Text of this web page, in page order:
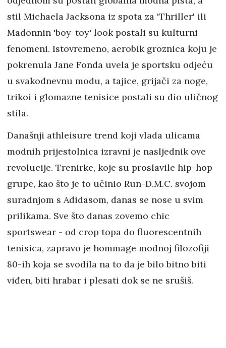
stil Michaela Jacksona iz spota za 'Thriller' ili
Madonnin 'boy-toy' look postali su kulturni
fenomeni. Istovremeno, aerobik groznica koju je
pokrenula Jane Fonda uvela je sportsku odjeću
u svakodnevnu modu, a tajice, grijači za noge,
trikoi i glomazne tenisice postali su dio uličnog
stila.
Današnji athleisure trend koji vlada ulicama
modnih prijestolnica izravni je nasljednik ove
revolucije. Trenirke, koje su proslavile hip-hop
grupe, kao što je to učinio Run-D.M.C. svojom
suradnjom s Adidasom, danas se nose u svim
prilikama. Sve što danas zovemo chic
sportswear - od crop topa do fluorescentnih
tenisica, zapravo je hommage modnoj filozofiji
80-ih koja se svodila na to da je bilo bitno biti
viđen, biti hrabar i plesati dok se ne srušiš.